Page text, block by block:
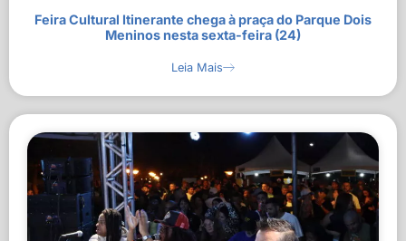
Feira Cultural Itinerante chega à praça do Parque Dois
Meninos nesta sexta-feira (24)
Leia Mais